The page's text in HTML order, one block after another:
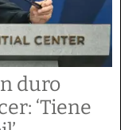
duro
‘Tiene